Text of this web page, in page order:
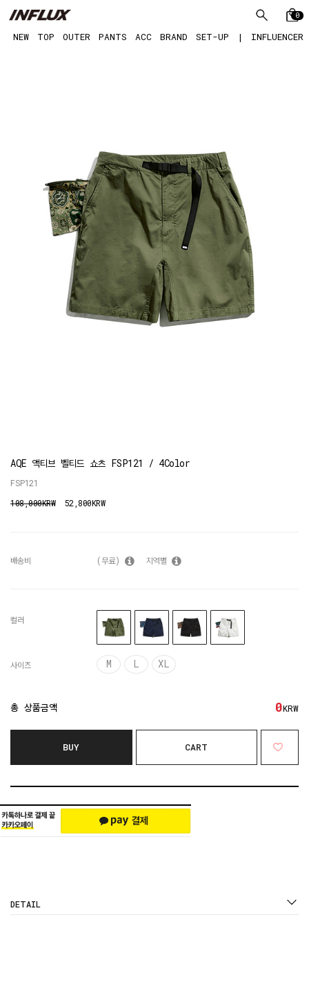
0
NEW TOP OUTER PANTS ACC BRAND SET-UP | INFLUENCER
AQE 액티브 벨티드 쇼츠 FSP121 / 4Color
FSP121
108,000KRW
52,800KRW
배송비 (무료) 지역별
컬러
사이즈 M L XL
총 상품금액 0KRW
BUY CART
DETAIL